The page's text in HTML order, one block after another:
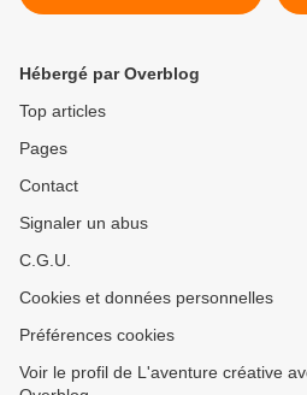
Hébergé par Overblog
Top articles
Pages
Contact
Signaler un abus
C.G.U.
Cookies et données personnelles
Préférences cookies
Voir le profil de L'aventure créative